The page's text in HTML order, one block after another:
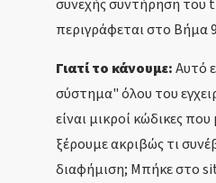
συνεχής συντήρηση του
περιγράφεται στο Βήμα
Γιατί το κάνουμε:Αυτό
σύστημα" όλου του
είναι μικροί κώδικες
ξέρουμε ακριβώς τι
διαφήμιση; Μπήκε στο